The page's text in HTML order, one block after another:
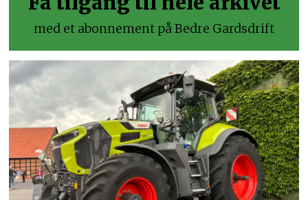
med et abonnement på Bedre Gardsdrift